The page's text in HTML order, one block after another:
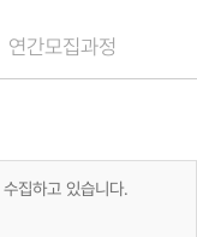
연간모집과정
집하고 있습니다.